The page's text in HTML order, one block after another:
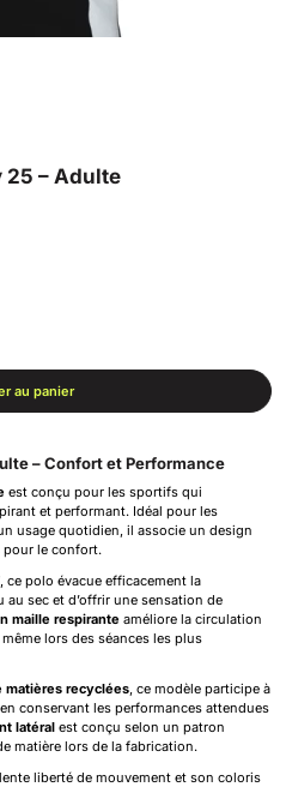
25 – Adulte
au panier
– Confort et Performance
est conçu pour les sportifs qui
et performant. Idéal pour les
usage quotidien, il associe un design
pour le confort.
, ce polo évacue efficacement la
sec et d’offrir une sensation de
maille respirante améliore la circulation
lors des séances les plus
matières recyclées, ce modèle participe à
conservant les performances attendues
latéral est conçu selon un patron
matière lors de la fabrication.
liberté de mouvement et son coloris